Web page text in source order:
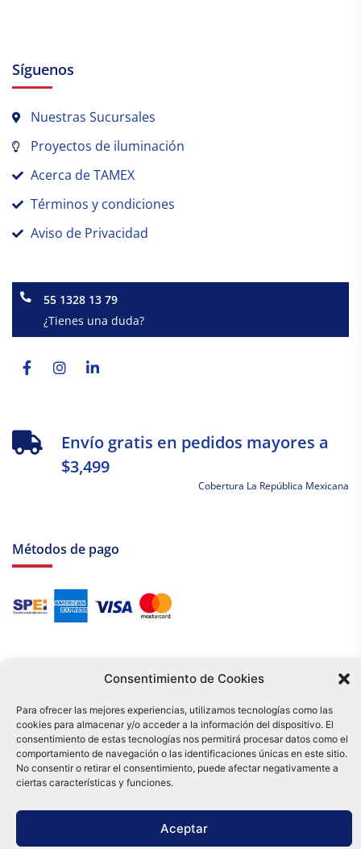
Consentimiento de Cookies
Para ofrecer las mejores experiencias, utilizamos tecnologías como las
cookies para almacenar y/o acceder a la información del dispositivo. El
consentimiento de estas tecnologías nos permitirá procesar datos como el
comportamiento de navegación o las identificaciones únicas en este sitio.
No consentir o retirar el consentimiento, puede afectar negativamente a
ciertas características y funciones.
Aceptar
Síguenos
Nuestras Sucursales
Proyectos de iluminación
Acerca de TAMEX
Términos y condiciones
Aviso de Privacidad
55 1328 13 79
¿Tienes una duda?
f
Envío gratis en pedidos mayores a
$3,499
Cobertura La República Mexicana
Métodos de pago
Tu compra es respaldada por nuestro certificado SSL y operada bajo las
mejores prácticas de seguridad.
Distribuidora Tamex - México
e-commerce